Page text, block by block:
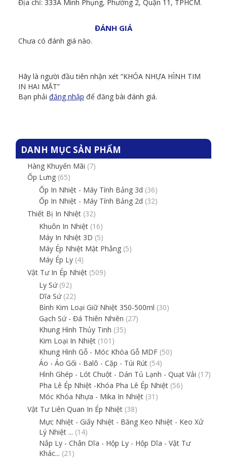
Địa chỉ: 333A Minh Phụng, Phường 2, Quận 11, TPHCM.
ĐÁNH GIÁ
Chưa có đánh giá nào.
Hãy là người đầu tiên nhận xét “KHÓA NHỰA HÌNH TIM
IN HAI MẶT”
Bạn phải đăng nhập để đăng bài đánh giá.
DANH MỤC SẢN PHẨM
Hàng Khuyến Mãi (7)
Ốp Lưng (65)
Ốp In Nhiệt - Máy Tính Bảng 3d (36)
Ốp In Nhiệt - Máy Tính Bảng 2d (32)
Thiết Bị In Nhiệt (32)
Khuôn In Nhiệt (16)
Máy In Nhiệt 3D (5)
Máy Ép Nhiệt Mặt Phẳng (5)
Máy Ép Ly (4)
Vật Tư In Ép Nhiệt (509)
Ly Sứ (92)
Dĩa Sứ (22)
Bình Kim Loại Giữ Nhiệt 350-500ml (30)
Gạch Sứ - Đá Thiên Nhiên (27)
Khung Hình Thủy Tinh (35)
Kim Loại In Nhiệt (101)
Khung Hình Gỗ - Móc Khóa Gỗ MDF (50)
Áo - Áo Gối - Balô - Cặp - Túi Rút (54)
Hình Ghép - Lót Chuột - Dán Tủ Lạnh - Quạt Vải (17)
Pha Lê Ép Nhiệt -Khóa Pha Lê Ép Nhiệt (56)
Móc Khóa Nhựa - Mika In Nhiệt (31)
Vật Tư Liên Quan In Ép Nhiệt (38)
Mực Nhiệt - Giấy Nhiệt - Băng Keo Nhiệt - Keo Xử
Lý Nhiệt ... (14)
Nắp Ly - Chân Dĩa - Hộp Ly - Hộp Dĩa - Vật Tư
Khác... (21)